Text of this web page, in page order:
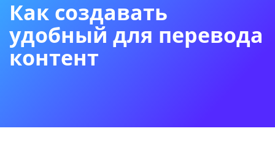
Как создавать
удобный для перевода
контент